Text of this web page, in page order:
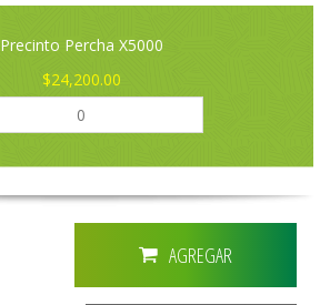
Precinto Percha X5000
$24,200.00
AGREGAR